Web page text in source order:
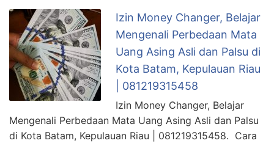
Izin Money Changer, Belajar
Mengenali Perbedaan Mata
Uang Asing Asli dan Palsu di
Kota Batam, Kepulauan Riau
| 081219315458
Izin Money Changer, Belajar
Mengenali Perbedaan Mata Uang Asing Asli dan Palsu
di Kota Batam, Kepulauan Riau | 081219315458. Cara